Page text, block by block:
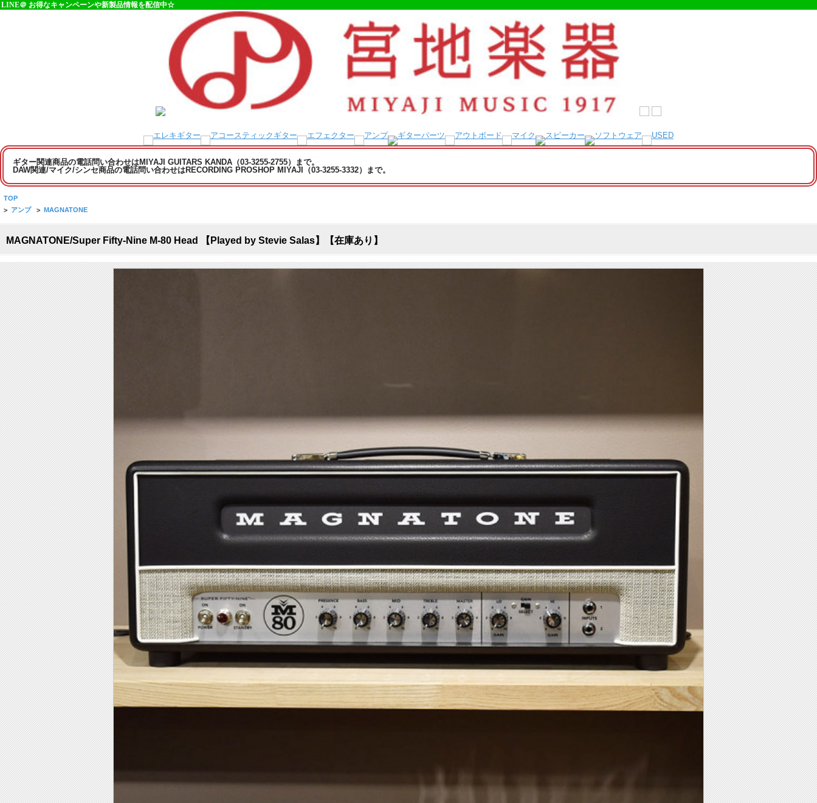
LINE＠ お得なキャンペーンや新製品情報を配信中☆
ギター関連商品の電話問い合わせはMIYAJI GUITARS KANDA（03-3255-2755）まで。
DAW関連/マイク/シンセ商品の電話問い合わせはRECORDING PROSHOP MIYAJI（03-3255-3332）まで。
TOP
> アンプ > MAGNATONE
MAGNATONE/Super Fifty-Nine M-80 Head 【Played by Stevie Salas】【在庫あり】